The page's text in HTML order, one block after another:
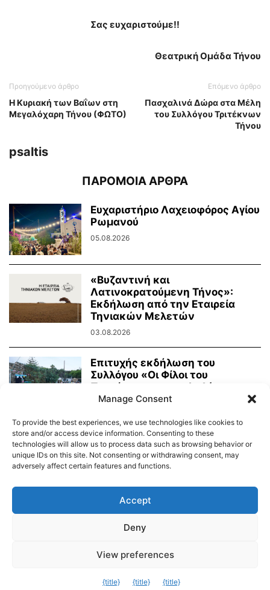
Σας ευχαριστούμε!!
Θεατρική Ομάδα Τήνου
Προηγούμενο άρθρο
Η Κυριακή των Βαΐων στη
Μεγαλόχαρη Τήνου (ΦΩΤΟ)
Επόμενο άρθρο
Πασχαλινά Δώρα στα Μέλη
του Συλλόγου Τριτέκνων
Τήνου
psaltis
ΠΑΡΟΜΟΙΑ ΑΡΘΡΑ
Ευχαριστήριο Λαχειοφόρος Αγίου
Ρωμανού
05.08.2026
«Βυζαντινή και
Λατινοκρατούμενη Τήνος»:
Εκδήλωση από την Εταιρεία
Τηνιακών Μελετών
03.08.2026
Επιτυχής εκδήλωση του
Συλλόγου «Οι Φίλοι του
Πρασίνου» με κουκλοθέατρο
και...
Δημοτικό Λιμενικό Ταμείο Τήνου – Άνδρου
© 2026
Manage Consent
To provide the best experiences, we use technologies like cookies to
store and/or access device information. Consenting to these
technologies will allow us to process data such as browsing behavior or
unique IDs on this site. Not consenting or withdrawing consent, may
adversely affect certain features and functions.
Accept
Deny
View preferences
{title} {title} {title}
Exit mobile version